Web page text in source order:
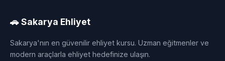
🚗 Sakarya Ehliyet
Sakarya'nın en güvenilir ehliyet kursu. Uzman eğitmenler ve
modern araçlarla ehliyet hedefinize ulaşın.